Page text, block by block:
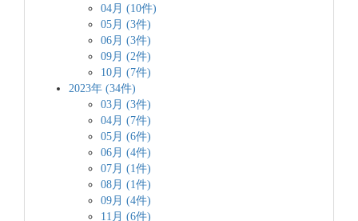
04月 (10件)
05月 (3件)
06月 (3件)
09月 (2件)
10月 (7件)
2023年 (34件)
03月 (3件)
04月 (7件)
05月 (6件)
06月 (4件)
07月 (1件)
08月 (1件)
09月 (4件)
11月 (6件)